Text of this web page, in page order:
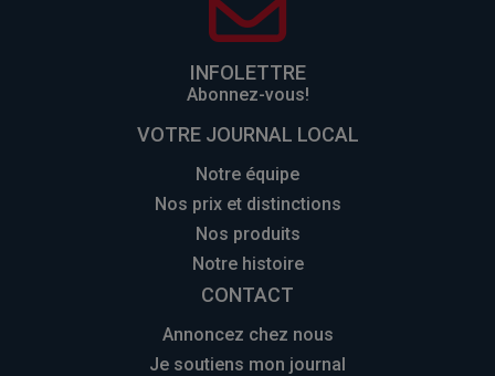
INFOLETTRE
Abonnez-vous!
VOTRE JOURNAL LOCAL
Notre équipe
Nos prix et distinctions
Nos produits
Notre histoire
CONTACT
Annoncez chez nous
Je soutiens mon journal